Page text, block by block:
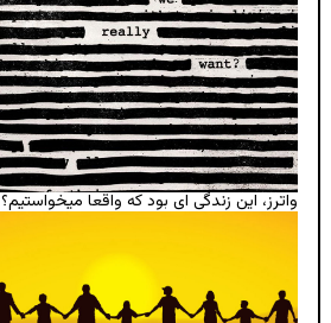
واترز، این زندگی ای بود که واقعا میخواستیم؟